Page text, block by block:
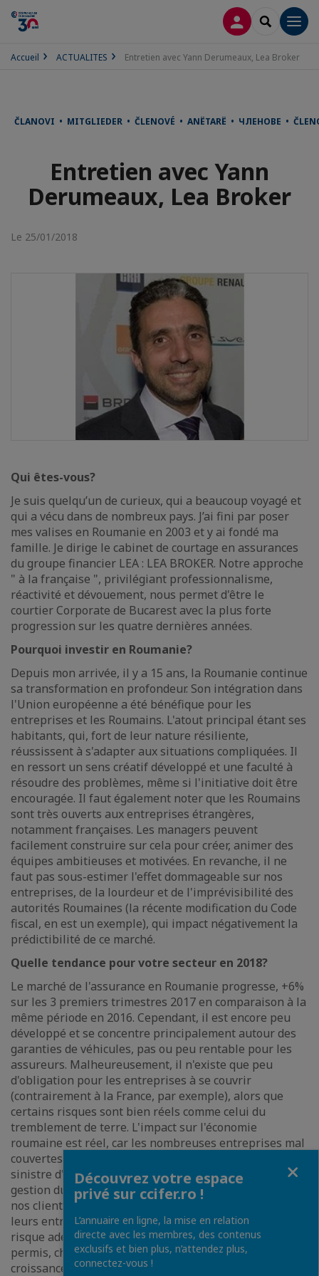
CONNEXION
Accueil ACTUALITES Entretien avec Yann Derumeaux, Lea Broker
ČLANOVI • MITGLIEDER • ČLENOVÉ • ANËTARË • ЧЛЕНОВЕ •
Entretien avec Yann
Derumeaux, Lea Broker
Le 25/01/2018
Qui êtes-vous?
Je suis quelqu’un de curieux, qui a beaucoup voyagé et
qui a vécu dans de nombreux pays. J’ai fini par poser
mes valises en Roumanie en 2003 et y ai fondé ma
famille. Je dirige le cabinet de courtage en assurances
du groupe financier LEA : LEA BROKER. Notre approche
" à la française ", privilégiant professionnalisme,
réactivité et dévouement, nous permet d'être le
courtier Corporate de Bucarest avec la plus forte
progression sur les quatre dernières années.
Pourquoi investir en Roumanie?
Depuis mon arrivée, il y a 15 ans, la Roumanie continue
sa transformation en profondeur. Son intégration dans
l'Union européenne a été bénéfique pour les
entreprises et les Roumains. L'atout principal étant ses
habitants, qui, fort de leur nature résiliente,
réussissent à s'adapter aux situations compliquées. Il
en ressort un sens créatif développé et une faculté à
résoudre des problèmes, même si l'initiative doit être
encouragée. Il faut également noter que les Roumains
sont très ouverts aux entreprises étrangères,
notamment françaises. Les managers peuvent
facilement construire sur cela pour créer, animer des
équipes ambitieuses et motivées. En revanche, il ne
faut pas sous-estimer l'effet dommageable sur nos
entreprises, de la lourdeur et de l'imprévisibilité des
autorités Roumaines (la récente modification du Code
fiscal, en est un exemple), qui impact négativement la
prédictibilité de ce marché.
Quelle tendance pour votre secteur en 2018?
Le marché de l'assurance en Roumanie progresse, +6%
sur les 3 premiers trimestres 2017 en comparaison à la
même période en 2016. Cependant, il est encore peu
développé et se concentre principalement autour des
garanties de véhicules, pas ou peu rentable pour les
assureurs. Malheureusement, il n'existe que peu
d'obligation pour les entreprises à se couvrir
(contrairement à la France, par exemple), alors que
certains risques sont bien réels comme celui du
tremblement de terre. L'impact sur l'économie
roumaine est réel, car les nombreuses entreprises mal
couvertes ont très peu de chance de survivre à un
sinistre d'importance. En tant que cabinet conseil en
gestion du risque, nous devons constamment éduquer
nos clients à prendre conscience des dangers pour
leurs entreprises et les aider à identifier le porteur de
risque adéquat. Cette approche sur-mesure, nous a
permis, chez LEA BROKER, de bénéficier d'une belle
croissance (+42% en 2017) et d'être optimiste pour
Découvrez votre espace
privé sur ccifer.ro !
L’annuaire en ligne, la mise en relation
directe avec les membres, des contenus
exclusifs et bien plus, n’attendez plus,
connectez-vous !